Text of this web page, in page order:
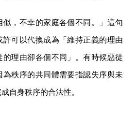
似，不幸的家庭各個不同。」這句
許可以代換成為「維持正義的理由
的理由卻各個不同」。有時候惡徒
為秩序的共同體需要指認失序與未
自身秩序的合法性。